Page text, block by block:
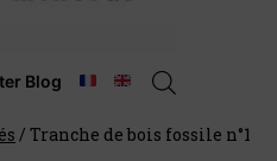
Blog
/ Tranche de bois fossile n°1